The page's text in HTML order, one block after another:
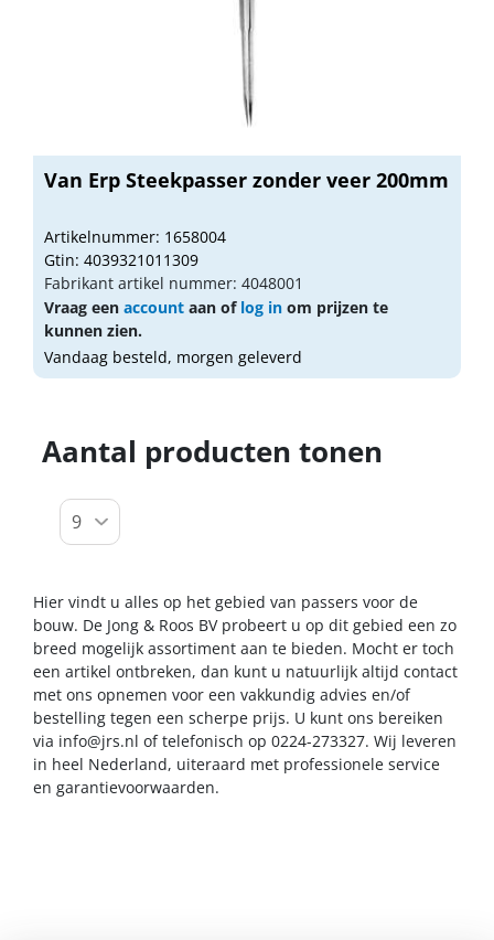
Van Erp Steekpasser zonder veer 200mm
Artikelnummer: 1658004
Gtin: 4039321011309
Fabrikant artikel nummer: 4048001
Vraag een account aan of log in om prijzen te
kunnen zien.
Vandaag besteld, morgen geleverd
Aantal producten tonen
Hier vindt u alles op het gebied van passers voor de
bouw. De Jong & Roos BV probeert u op dit gebied een zo
breed mogelijk assortiment aan te bieden. Mocht er toch
een artikel ontbreken, dan kunt u natuurlijk altijd contact
met ons opnemen voor een vakkundig advies en/of
bestelling tegen een scherpe prijs. U kunt ons bereiken
via info@jrs.nl of telefonisch op 0224-273327. Wij leveren
in heel Nederland, uiteraard met professionele service
en garantievoorwaarden.